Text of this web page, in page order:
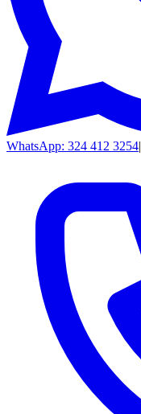
WhatsApp: 324 412 3254|